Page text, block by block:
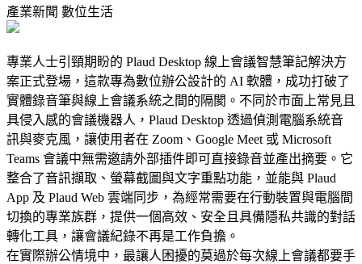
產業新聞 數位生活
專業人士引頸期盼的 Plaud Desktop 線上會議智慧筆記解決方
案正式登場，這款專為數位辦公設計的 AI 軟體，成功打破了
實體錄音筆與線上會議系統之間的隔閡。不同於市面上常見且
具侵入感的會議機器人，Plaud Desktop 透過偵測電腦系統音
訊與麥克風，讓使用者在 Zoom、Google Meet 或 Microsoft
Teams 會議中無需邀請外部插件即可直接錄音並產出摘要。它
整合了音訊擷取、螢幕截圖與文字重點功能，並能與 Plaud
App 及 Plaud Web 雲端同步，為經常需要在行動裝置與電腦間
切換的專業族群，提供一個高效、安全且具備隱私共識的對話
轉化工具，讓會議紀錄不再是工作負擔。
在實際辦公情境中，最讓人困擾的莫過於每次線上會議都要手